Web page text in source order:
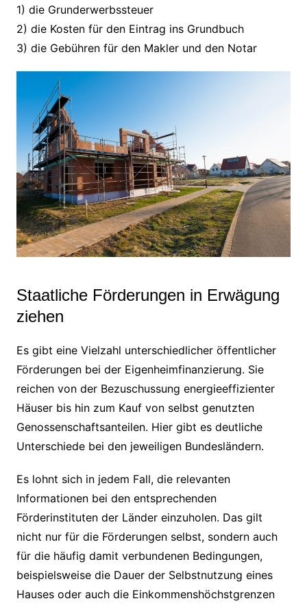
1) die Grunderwerbssteuer
2) die Kosten für den Eintrag ins Grundbuch
3) die Gebühren für den Makler und den Notar
Staatliche Förderungen in Erwägung
ziehen
Es gibt eine Vielzahl unterschiedlicher öffentlicher
Förderungen bei der Eigenheimfinanzierung. Sie
reichen von der Bezuschussung energieeffizienter
Häuser bis hin zum Kauf von selbst genutzten
Genossenschaftsanteilen. Hier gibt es deutliche
Unterschiede bei den jeweiligen Bundesländern.
Es lohnt sich in jedem Fall, die relevanten
Informationen bei den entsprechenden
Förderinstituten der Länder einzuholen. Das gilt
nicht nur für die Förderungen selbst, sondern auch
für die häufig damit verbundenen Bedingungen,
beispielsweise die Dauer der Selbstnutzung eines
Hauses oder auch die Einkommenshöchstgrenzen